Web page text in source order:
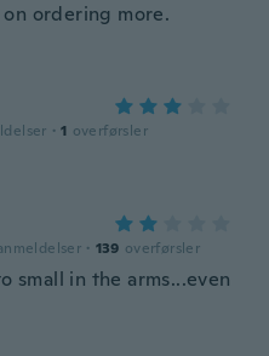
ordering more.
· 1 overførsler
· 139 overførsler
small in the arms...even